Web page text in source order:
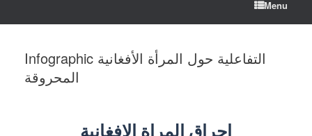
Menu
Infographic التفاعلية حول المرأة الأفغانية
المحروقة